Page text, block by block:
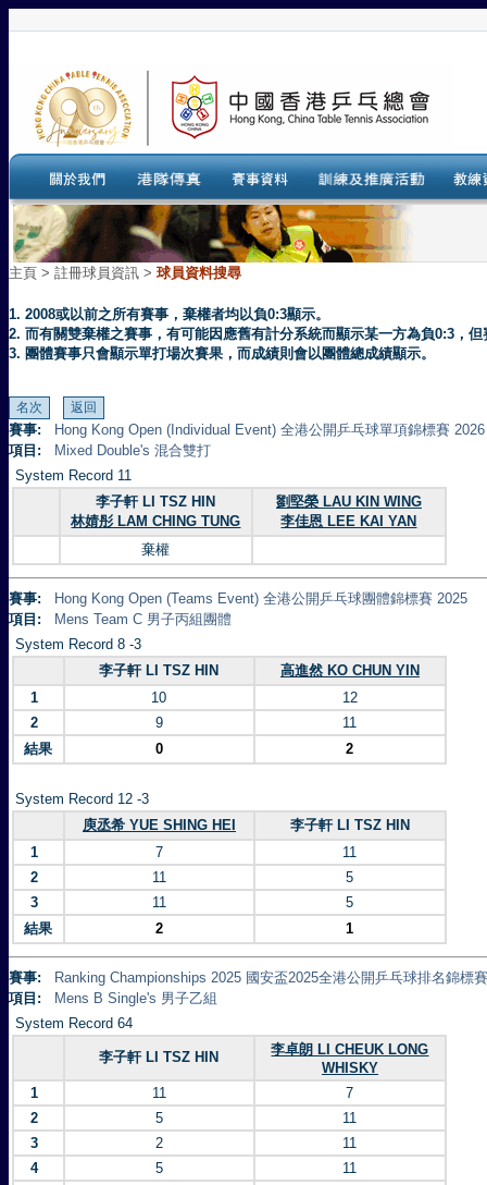
主頁 > 註冊球員資訊 > 球員資料搜尋
1. 2008或以前之所有賽事，棄權者均以負0:3顯示。
2. 而有關雙棄權之賽事，有可能因應舊有計分系統而顯示某一方為負0:3，
3. 團體賽事只會顯示單打場次賽果，而成績則會以團體總成績顯示。
賽事:
Hong Kong Open (Individual Event) 全港公開乒乓球單項錦標賽 2026
項目:
Mixed Double's 混合雙打
System Record 11
李子軒 LI TSZ HIN
林婧彤 LAM CHING TUNG
劉堅榮 LAU KIN WING
李佳恩 LEE KAI YAN
棄權
賽事:
Hong Kong Open (Teams Event) 全港公開乒乓球團體錦標賽 2025
項目:
Mens Team C 男子丙組團體
System Record 8 -3
李子軒 LI TSZ HIN
高進然 KO CHUN YIN
1
10
12
2
9
11
結果
0 2
System Record 12 -3
庾丞希 YUE SHING HEI
李子軒 LI TSZ HIN
1
7
11
2
11
5
3
11
5
結果
2 1
賽事:
Ranking Championships 2025 國安盃2025全港公開乒乓球排名錦標
項目:
Mens B Single's 男子乙組
System Record 64
李子軒 LI TSZ HIN
李卓朗 LI CHEUK LONG
WHISKY
1
11
7
2
5
11
3
2
11
4
5
11